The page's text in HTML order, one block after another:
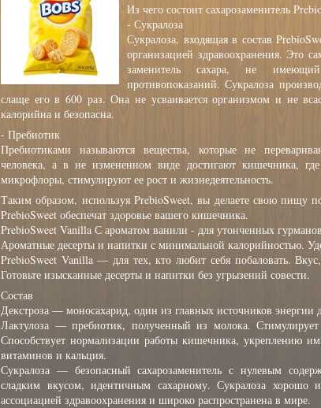
Из чего состоит сахарозаменитель
- Сукралоза
Сукралоза, входящая в состав
организацией здравоохранения. Это
заменитель сахара, не
противопоказаний. Сукралоза
слаще его в 600 раз. Она не усваивается организмом и не
калорийна и безопасна.
- Пребиотик
Пребиотиками называются вещества, которые не
человека, а в не измененном виде достигают кишечника,
микрофлоры, стимулируют ее рост и жизнедеятельность.
Таким образом, используя PrebioSweet, вы делаете свою пищу
PrebioSweet обеспечат здоровье вашего кишечника.
PrebioSweet Vanilla С ароматом ванили - для утонченных
Ароматные десерты и напитки с минимальной калорийностью.
PrebioSweet Vanilla — для тех, кто любит себя побаловать.
Готовьте изысканные десерты и напитки без угрызений совести.
Состав
Декстроза — моносахарид, один из главных источников энергии
Лактулоза — пребиотик, полученный из молока.
Способствует нормализации работы кишечника, укреплению
витаминов и кальция.
Сукралоза — безопасный сахарозаменитель с нулевым
сладким вкусом, идентичным сахарному. Сукралоза хорошо
ассоциацией здравоохранения и широко распространена в мире.